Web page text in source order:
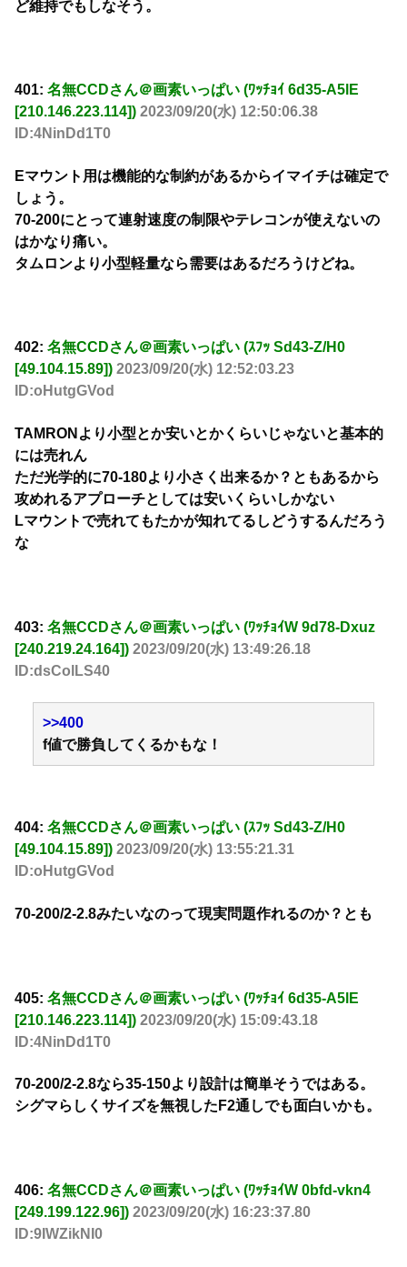
ど維持でもしなそう。
401: 名無CCDさん＠画素いっぱい (ﾜｯﾁｮｲ 6d35-A5lE
[210.146.223.114]) 2023/09/20(水) 12:50:06.38
ID:4NinDd1T0
Eマウント用は機能的な制約があるからイマイチは確定で
しょう。
70-200にとって連射速度の制限やテレコンが使えないの
はかなり痛い。
タムロンより小型軽量なら需要はあるだろうけどね。
402: 名無CCDさん＠画素いっぱい (ｽﾌｯ Sd43-Z/H0
[49.104.15.89]) 2023/09/20(水) 12:52:03.23
ID:oHutgGVod
TAMRONより小型とか安いとかくらいじゃないと基本的
には売れん
ただ光学的に70-180より小さく出来るか？ともあるから
攻めれるアプローチとしては安いくらいしかない
Lマウントで売れてもたかが知れてるしどうするんだろう
な
403: 名無CCDさん＠画素いっぱい (ﾜｯﾁｮｲW 9d78-Dxuz
[240.219.24.164]) 2023/09/20(水) 13:49:26.18
ID:dsColLS40
>>400
f値で勝負してくるかもな！
404: 名無CCDさん＠画素いっぱい (ｽﾌｯ Sd43-Z/H0
[49.104.15.89]) 2023/09/20(水) 13:55:21.31
ID:oHutgGVod
70-200/2-2.8みたいなのって現実問題作れるのか？とも
405: 名無CCDさん＠画素いっぱい (ﾜｯﾁｮｲ 6d35-A5lE
[210.146.223.114]) 2023/09/20(水) 15:09:43.18
ID:4NinDd1T0
70-200/2-2.8なら35-150より設計は簡単そうではある。
シグマらしくサイズを無視したF2通しでも面白いかも。
406: 名無CCDさん＠画素いっぱい (ﾜｯﾁｮｲW 0bfd-vkn4
[249.199.122.96]) 2023/09/20(水) 16:23:37.80
ID:9IWZikNI0